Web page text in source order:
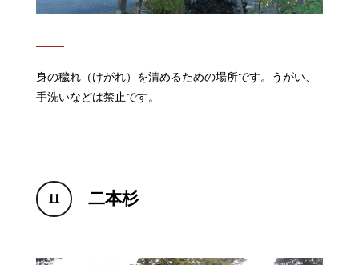
身の穢れ（けがれ）を清めるための場所です。うがい、
手洗いなどは禁止です。
11 二本杉